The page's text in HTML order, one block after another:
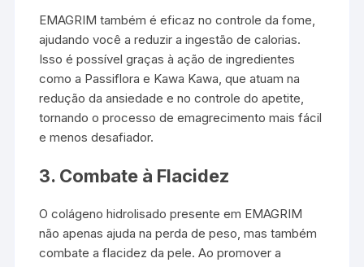
EMAGRIM também é eficaz no controle da fome,
ajudando você a reduzir a ingestão de calorias.
Isso é possível graças à ação de ingredientes
como a Passiflora e Kawa Kawa, que atuam na
redução da ansiedade e no controle do apetite,
tornando o processo de emagrecimento mais fácil
e menos desafiador.
3. Combate à Flacidez
O colágeno hidrolisado presente em EMAGRIM
não apenas ajuda na perda de peso, mas também
combate a flacidez da pele. Ao promover a